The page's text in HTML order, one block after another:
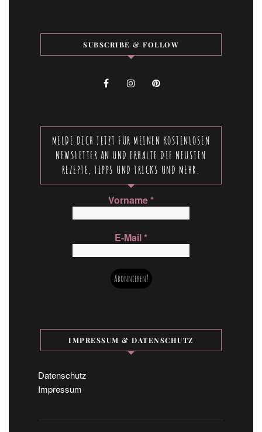
SUBSCRIBE & FOLLOW
MELDE DICH JETZT FÜR MEINEN KOSTENLOSEN
NEWSLETTER AN UND ERHALTE DIE NEUSTEN
REZEPTE, TIPPS UND TRICKS UND MEHR.
Vorname*
E-Mail*
IMPRESSUM & DATENSCHUTZ
Datenschutz
Impressum